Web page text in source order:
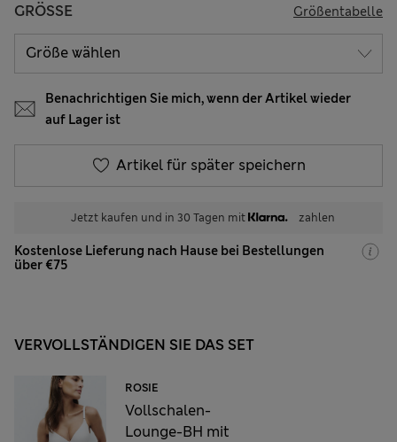
GRÖSSE Größentabelle
Benachrichtigen Sie mich, wenn der Artikel wieder
auf Lager ist
Artikel für später speichern
Jetzt kaufen und in 30 Tagen mit zahlen
Kostenlose Lieferung nach Hause bei Bestellungen
über €75
VERVOLLSTÄNDIGEN SIE DAS SET
ROSIE
Vollschalen-
Lounge-BH mit